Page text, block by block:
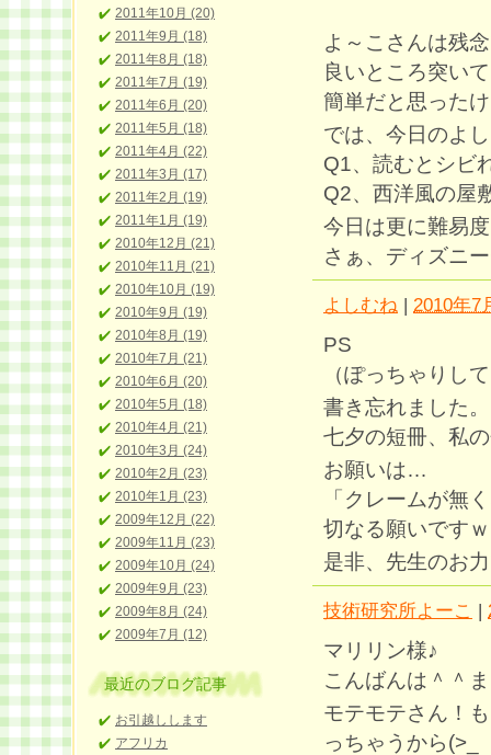
よ～こさんは残
良いところ突い
簡単だと思った
では、今日のよ
Q1、読むとシビ
Q2、西洋風の屋
今日は更に難易
さぁ、ディズニ
よしむね | 2010年7
PS
（ぽっちゃりし
書き忘れました。
七夕の短冊、私
お願いは…
「クレームが無
切なる願いですｗ
是非、先生のお
技術研究所よーこ |
マリリン様♪
こんばんは＾＾
モテモテさん！
っちゃうから(>_
2011年10月 (20)
2011年9月 (18)
2011年8月 (18)
2011年7月 (19)
2011年6月 (20)
2011年5月 (18)
2011年4月 (22)
2011年3月 (17)
2011年2月 (19)
2011年1月 (19)
2010年12月 (21)
2010年11月 (21)
2010年10月 (19)
2010年9月 (19)
2010年8月 (19)
2010年7月 (21)
2010年6月 (20)
2010年5月 (18)
2010年4月 (21)
2010年3月 (24)
2010年2月 (23)
2010年1月 (23)
2009年12月 (22)
2009年11月 (23)
2009年10月 (24)
2009年9月 (23)
2009年8月 (24)
2009年7月 (12)
最近のブログ記事
お引越しします
アフリカ